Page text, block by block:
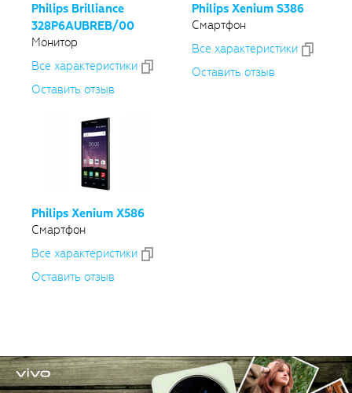
Philips Brilliance
328P6AUBREB/00
Монитор
Все xарактеристики
Оставить отзыв
Philips Xenium S386
Смартфон
Все xарактеристики
Оставить отзыв
Philips Xenium X586
Смартфон
Все xарактеристики
Оставить отзыв